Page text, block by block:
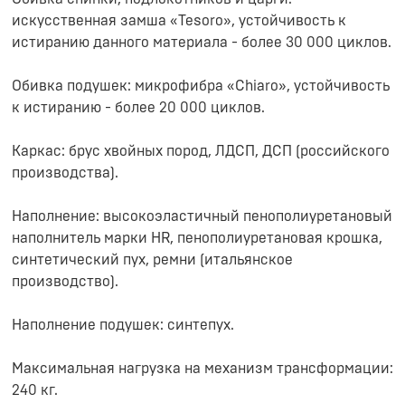
искусственная замша «Tesoro», устойчивость к
истиранию данного материала - более 30 000 циклов.
Обивка подушек: микрофибра «Chiaro», устойчивость
к истиранию - более 20 000 циклов.
Каркас: брус хвойных пород, ЛДСП, ДСП (российского
производства).
Наполнение: высокоэластичный пенополиуретановый
наполнитель марки HR, пенополиуретановая крошка,
синтетический пух, ремни (итальянское
производство).
Наполнение подушек: синтепух.
Максимальная нагрузка на механизм трансформации:
240 кг.